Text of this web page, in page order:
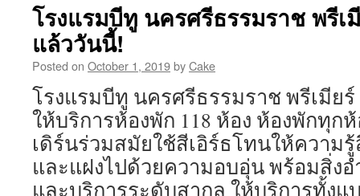
ON
@
NAKHON
SI
THAMMARAT
PREMIER
HOTEL
โรงแรมบีทู นครศรีธรรมราช พรีเ
แล้ววันนี้!
Posted on October 1, 2019byCake
โรงแรมบีทู นครศรีธรรมราช พรีเมีย
ให้บริการห้องพัก 118 ห้อง ห้องพักทุก
เดิร์นร่วมสมัยใช้สีเอิร์ธโทนให้ความ
และแฝงไปด้วยความอบอุ่น พร้อมสิ่ง
และบริการระดับสากล ให้บริการทั้งแ